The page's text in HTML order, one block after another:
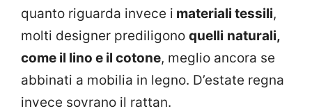
quanto riguarda invece i materiali tessili,
molti designer prediligono quelli naturali,
come il lino e il cotone, meglio ancora se
abbinati a mobilia in legno. D’estate regna
invece sovrano il rattan.